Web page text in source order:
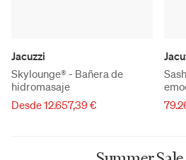
Jacuzzi
Skylounge® - Bañera de
hidromasaje
Desde 12.657,39 €